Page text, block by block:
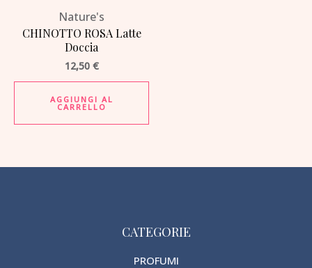
Nature's
CHINOTTO ROSA Latte
Doccia
12,50 €
AGGIUNGI AL
CARRELLO
CATEGORIE
PROFUMI